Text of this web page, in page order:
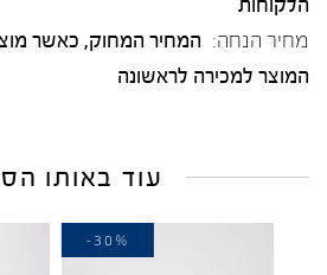
הלקוחות
מחיר הנחה: המחיר המחוק, כאשר
המוצר למכירה לראשונה
עוד באותו
-30%